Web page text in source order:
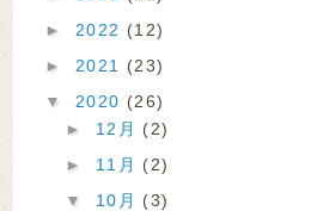
► 2022 (12)
► 2021 (23)
▼ 2020 (26)
► 12月 (2)
► 11月 (2)
▼ 10月 (3)